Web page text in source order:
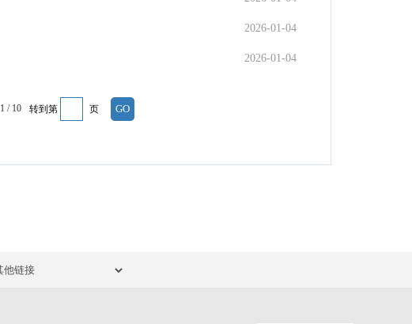
2026-01-04
2026-01-04
1 / 10 转到第 页